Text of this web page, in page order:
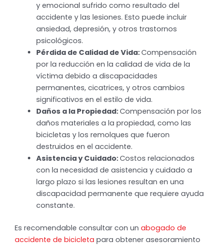
y emocional sufrido como resultado del
accidente y las lesiones. Esto puede incluir
ansiedad, depresión, y otros trastornos
psicológicos.
Pérdida de Calidad de Vida:Compensación
por la reducción en la calidad de vida de la
víctima debido a discapacidades
permanentes, cicatrices, y otros cambios
significativos en el estilo de vida.
Daños a la Propiedad:Compensación por los
daños materiales a la propiedad, como las
bicicletas y los remolques que fueron
destruidos en el accidente.
Asistencia y Cuidado:Costos relacionados
con la necesidad de asistencia y cuidado a
largo plazo si las lesiones resultan en una
discapacidad permanente que requiere ayuda
constante.
Es recomendable consultar con un abogado de
accidente de bicicleta para obtener asesoramiento